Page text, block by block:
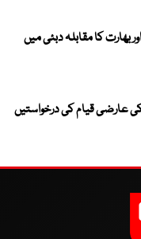
پاکستان اور بھارت کا مقابلہ دبئی میں
کی عارضی قیام کی درخواستیں